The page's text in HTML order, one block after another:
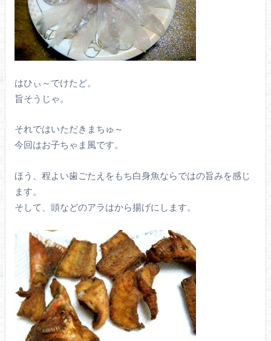
はひぃ～でけたど。
旨そうじゃ。
それではいただきまちゅ～
今回はお子ちゃま風です。
ほう、程よい歯ごたえをもち白身魚ならではの旨みを感じ
ます。
そして、頭などのアラはから揚げにします。